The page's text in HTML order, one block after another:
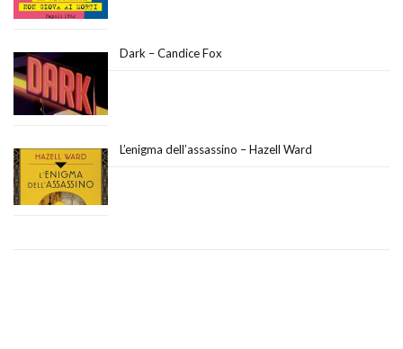
Dark – Candice Fox
L’enigma dell’assassino – Hazell Ward